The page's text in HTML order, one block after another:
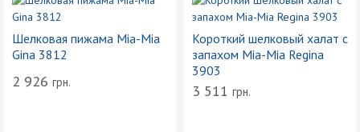
Шелковая пижама Mia-Mia
Gina 3812
2 926 грн.
Короткий шелковый халат с
запахом Mia-Mia Regina
3903
3 511 грн.